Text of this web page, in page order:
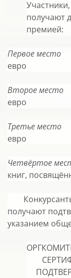
получают
премией:
Первое место
евро
Второе место
евро
Третье место
евро
Четвёртое
книг,
получают
указанием